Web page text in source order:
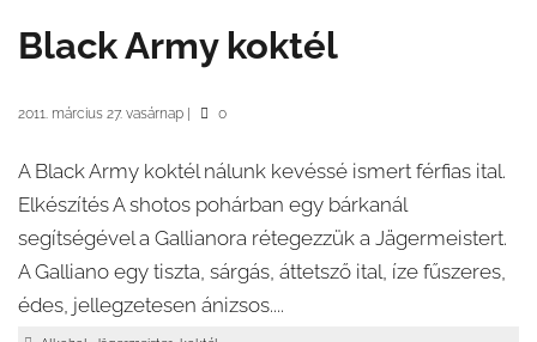
Black Army koktél
2011. március 27. vasárnap 0
A Black Army koktél nálunk kevéssé ismert férfias ital.
Elkészítés A shotos pohárban egy bárkanál
segítségével a Gallianora rétegezzük a Jägermeistert.
A Galliano egy tiszta, sárgás, áttetsző ital, íze fűszeres,
édes, jellegzetesen ánizsos....